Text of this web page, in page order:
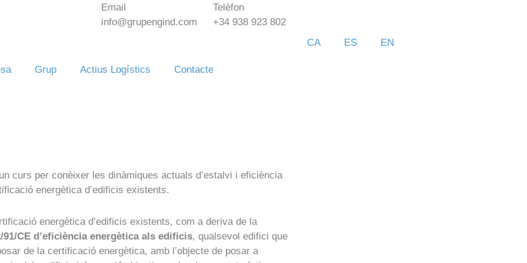
Email
info@grupengind.com
Telèfon
+34 938 923 802
CA
ES EN
Grup Actius Logístics Contacte
curs per conèixer les dinàmiques actuals d’estalvi i eficiència
energètica d’edificis existents.
energètica d’edificis existents, com a deriva de la
91/CE d’eficiència energètica als edificis, qualsevol edifici que
de la certificació energètica, amb l’objecte de posar a